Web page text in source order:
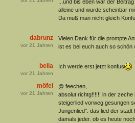
...und bis eben war der
alleine und wurde scheinbar
Da muß man nicht gleich
dabrunz
vor 21 Jahren
Vielen Dank für die prompte
ist es bei euch auch so schön
bella
vor 21 Jahren
Ich werde erst jetzt konfus
möfel
vor 21 Jahren
@ feechen,
absolut richtg!!!!!! in der
steigerlied vorweg gesungen
Jungenlied". das lied der stadt
damals jeder. ob es heute